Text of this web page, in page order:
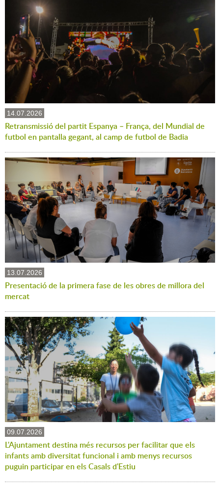
14.07.2026
Retransmissió del partit Espanya – França, del Mundial de
futbol en pantalla gegant, al camp de futbol de Badia
13.07.2026
Presentació de la primera fase de les obres de millora del
mercat
09.07.2026
L'Ajuntament destina més recursos per facilitar que els
infants amb diversitat funcional i amb menys recursos
puguin participar en els Casals d'Estiu